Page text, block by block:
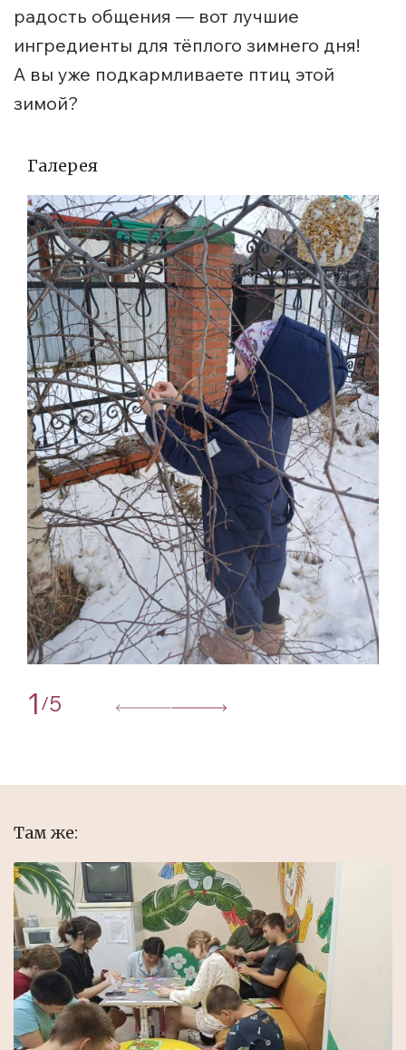
радость общения — вот лучшие
ингредиенты для тёплого зимнего дня!
А вы уже подкармливаете птиц этой
зимой?
Галерея
1 /5
Там же: